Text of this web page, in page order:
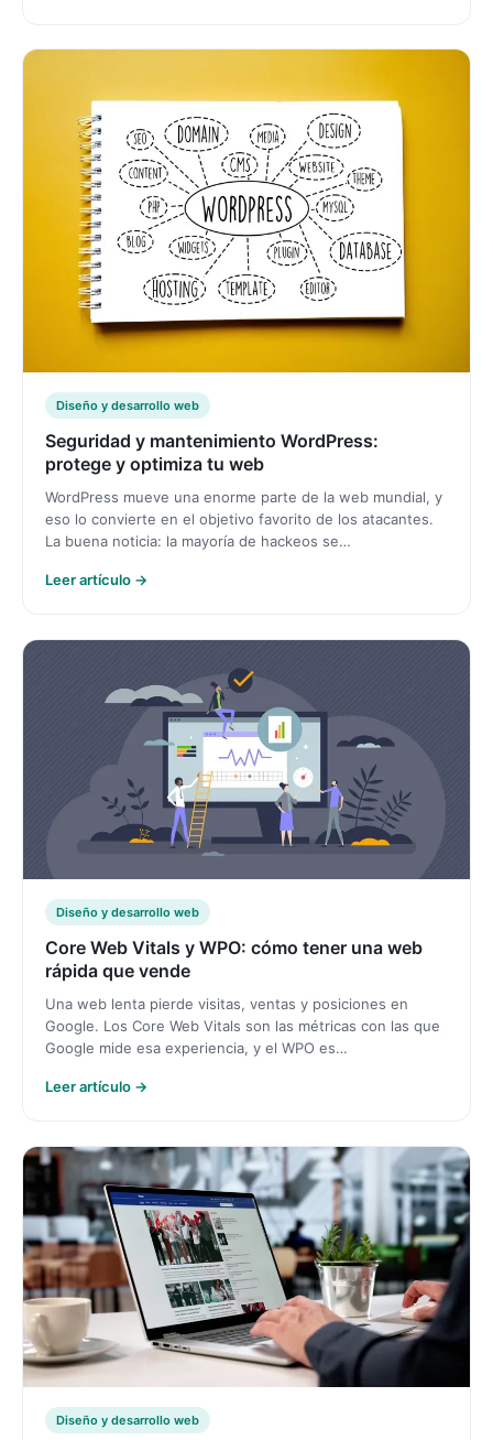
Diseño y desarrollo web
Seguridad y mantenimiento WordPress:
protege y optimiza tu web
WordPress mueve una enorme parte de la web mundial, y
eso lo convierte en el objetivo favorito de los atacantes.
La buena noticia: la mayoría de hackeos se…
Leer artículo →
Diseño y desarrollo web
Core Web Vitals y WPO: cómo tener una web
rápida que vende
Una web lenta pierde visitas, ventas y posiciones en
Google. Los Core Web Vitals son las métricas con las que
Google mide esa experiencia, y el WPO es…
Leer artículo →
Diseño y desarrollo web